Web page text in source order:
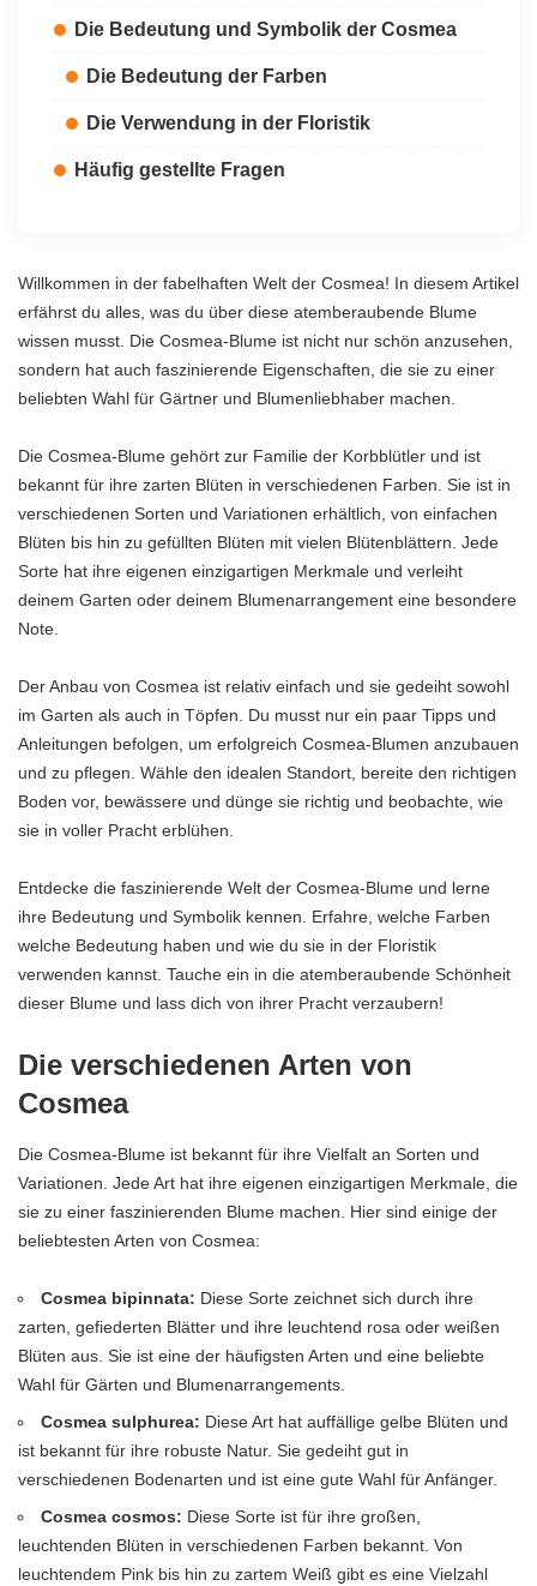
Die Bedeutung und Symbolik der Cosmea
Die Bedeutung der Farben
Die Verwendung in der Floristik
Häufig gestellte Fragen
Willkommen in der fabelhaften Welt der Cosmea! In diesem Artikel
erfährst du alles, was du über diese atemberaubende Blume
wissen musst. Die Cosmea-Blume ist nicht nur schön anzusehen,
sondern hat auch faszinierende Eigenschaften, die sie zu einer
beliebten Wahl für Gärtner und Blumenliebhaber machen.
Die Cosmea-Blume gehört zur Familie der Korbblütler und ist
bekannt für ihre zarten Blüten in verschiedenen Farben. Sie ist in
verschiedenen Sorten und Variationen erhältlich, von einfachen
Blüten bis hin zu gefüllten Blüten mit vielen Blütenblättern. Jede
Sorte hat ihre eigenen einzigartigen Merkmale und verleiht
deinem Garten oder deinem Blumenarrangement eine besondere
Note.
Der Anbau von Cosmea ist relativ einfach und sie gedeiht sowohl
im Garten als auch in Töpfen. Du musst nur ein paar Tipps und
Anleitungen befolgen, um erfolgreich Cosmea-Blumen anzubauen
und zu pflegen. Wähle den idealen Standort, bereite den richtigen
Boden vor, bewässere und dünge sie richtig und beobachte, wie
sie in voller Pracht erblühen.
Entdecke die faszinierende Welt der Cosmea-Blume und lerne
ihre Bedeutung und Symbolik kennen. Erfahre, welche Farben
welche Bedeutung haben und wie du sie in der Floristik
verwenden kannst. Tauche ein in die atemberaubende Schönheit
dieser Blume und lass dich von ihrer Pracht verzaubern!
Die verschiedenen Arten von
Cosmea
Die Cosmea-Blume ist bekannt für ihre Vielfalt an Sorten und
Variationen. Jede Art hat ihre eigenen einzigartigen Merkmale, die
sie zu einer faszinierenden Blume machen. Hier sind einige der
beliebtesten Arten von Cosmea:
Cosmea bipinnata: Diese Sorte zeichnet sich durch ihre
zarten, gefiederten Blätter und ihre leuchtend rosa oder weißen
Blüten aus. Sie ist eine der häufigsten Arten und eine beliebte
Wahl für Gärten und Blumenarrangements.
Cosmea sulphurea: Diese Art hat auffällige gelbe Blüten und
ist bekannt für ihre robuste Natur. Sie gedeiht gut in
verschiedenen Bodenarten und ist eine gute Wahl für Anfänger.
Cosmea cosmos: Diese Sorte ist für ihre großen,
leuchtenden Blüten in verschiedenen Farben bekannt. Von
leuchtendem Pink bis hin zu zartem Weiß gibt es eine Vielzahl